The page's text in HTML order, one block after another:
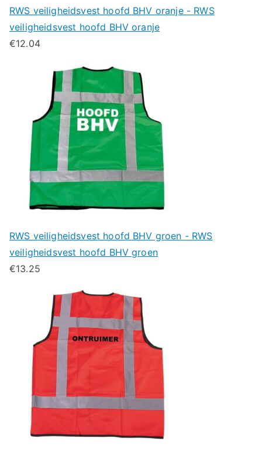
RWS veiligheidsvest hoofd BHV oranje - RWS
veiligheidsvest hoofd BHV oranje
€12.04
RWS veiligheidsvest hoofd BHV groen - RWS
veiligheidsvest hoofd BHV groen
€13.25